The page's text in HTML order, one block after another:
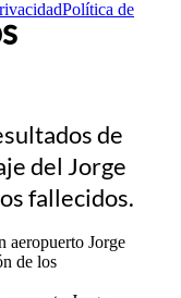
Política de
de
del Jorge
fallecidos.